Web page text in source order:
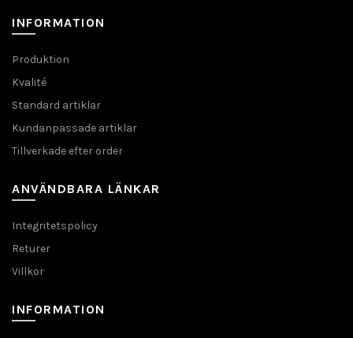
INFORMATION
Produktion
Kvalité
Standard artiklar
Kundanpassade artiklar
Tillverkade efter order
ANVÄNDBARA LÄNKAR
Integritetspolicy
Returer
Villkor
INFORMATION